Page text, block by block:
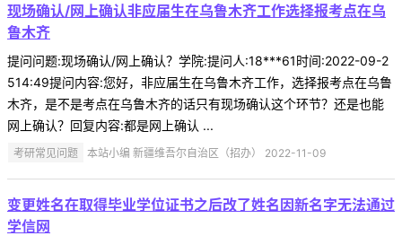
现场确认/网上确认非应届生在乌鲁木齐工作选择报考点在乌
鲁木齐
提问问题:现场确认/网上确认？学院:提问人:18***61时间:2022-09-2
514:49提问内容:您好，非应届生在乌鲁木齐工作，选择报考点在乌鲁
木齐，是不是考点在乌鲁木齐的话只有现场确认这个环节？还是也能
网上确认？回复内容:都是网上确认 ...
考研常见问题 本站小编 新疆维吾尔自治区（招办） 2022-11-09
变更姓名在取得毕业学位证书之后改了姓名因新名字无法通过
学信网